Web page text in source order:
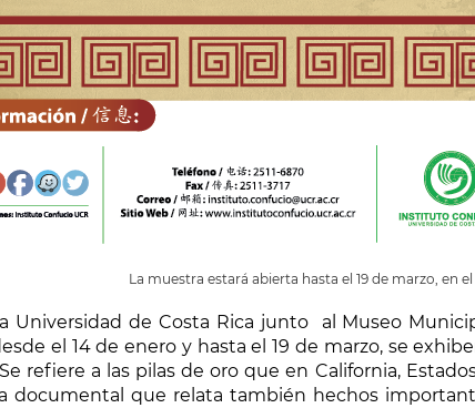
La muestra estará abierta hasta el 19 de marzo, en
Universidad de Costa Rica junto al Museo
el 14 de enero y hasta el 19 de marzo, se
refiere a las pilas de oro que en California,
documental que relata también hechos